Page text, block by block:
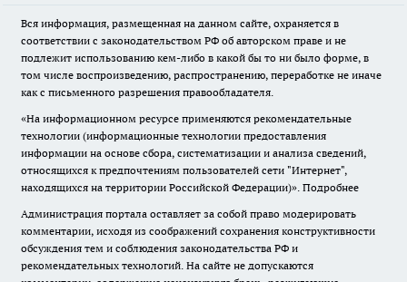
Вся информация, размещенная на данном сайте, охраняется в
соответствии с законодательством РФ об авторском праве и не
подлежит использованию кем-либо в какой бы то ни было форме, в
том числе воспроизведению, распространению, переработке не иначе
как с письменного разрешения правообладателя.
«На информационном ресурсе применяются рекомендательные
технологии (информационные технологии предоставления
информации на основе сбора, систематизации и анализа сведений,
относящихся к предпочтениям пользователей сети "Интернет",
находящихся на территории Российской Федерации)». Подробнее
Администрация портала оставляет за собой право модерировать
комментарии, исходя из соображений сохранения конструктивности
обсуждения тем и соблюдения законодательства РФ и
рекомендательных технологий. На сайте не допускаются